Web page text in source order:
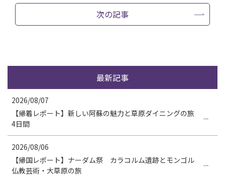
次の記事
最新記事
2026/08/07
【帰着レポート】新しい阿蘇の魅力と草原ダイニングの旅
4日間
2026/08/06
【帰国レポート】ナーダム祭 カラコルム遺跡とモンゴル
仏教芸術・大草原の旅